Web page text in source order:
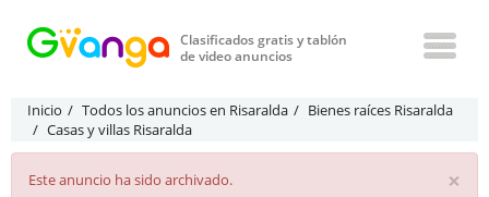
Clasificados gratis y tablón
de video anuncios
Inicio Todos los anuncios en Risaralda
Bienes raíces Risaralda
Casas y villas Risaralda
×
Este anuncio ha sido archivado.